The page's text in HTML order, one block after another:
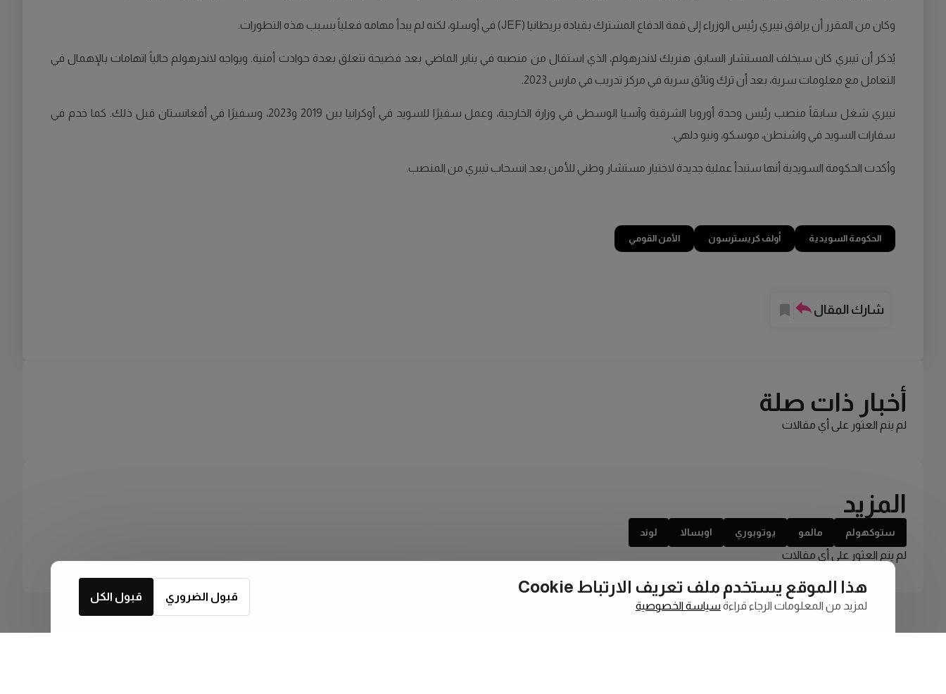
وكان من المقرر أن يرافق تيبري رئيس الوزراء إلى قمة الدفاع المشترك بقيادة بريطانيا (JEF) في أوسلو، لكنه لم يبدأ مهامه فعلياً بسبب هذه التطورات.
يُذكر أن تيبري كان سيخلف المستشار السابق هنريك لاندرهولم، الذي استقال من منصبه في يناير الماضي بعد فضيحة تتعلق بعدة حوادث أمنية. ويواجه لاندرهولم حالياً اتهامات بالإهمال في
التعامل مع معلومات سرية، بعد أن ترك وثائق سرية في مركز تدريب في مارس 2023.
تيبري شغل سابقاً منصب رئيس وحدة أوروبا الشرقية وآسيا الوسطى في وزارة الخارجية، وعمل سفيرًا للسويد في أوكرانيا بين 2019 و2023، وسفيرًا في أفغانستان قبل ذلك. كما خدم في
سفارات السويد في واشنطن، موسكو، ونيو دلهي.
وأكدت الحكومة السويدية أنها ستبدأ عملية جديدة لاختيار مستشار وطني للأمن بعد انسحاب تيبري من المنصب.
الحكومة السويدية أولف كريسترسون الأمن القومي
شارك المقال
أخبار ذات صلة
لم يتم العثور على أي مقالات
المزيد
ستوكهولم مالمو يوتوبوري اوبسالا لوند
لم يتم العثور على أي مقالات
هذا الموقع يستخدم ملف تعريف الارتباط Cookie
لمزيد من المعلومات الرجاء قراءة سياسة الخصوصية
قبول الكل قبول الضروري